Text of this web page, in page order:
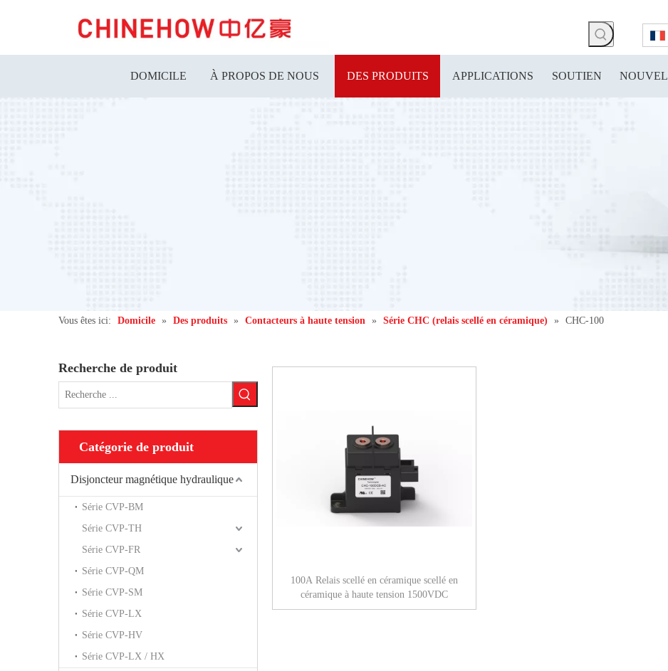
DOMICILE À PROPOS DE NOUS DES PRODUITS APPLICATIONS SOUTIEN
Vous êtes ici: Domicile » Des produits » Contacteurs à haute tension » Série CHC (relais scellé en céramique) » CHC-100
Recherche de produit
Catégorie de produit
Disjoncteur magnétique hydraulique
Série CVP-BM
Série CVP-TH
Série CVP-FR
Série CVP-QM
Série CVP-SM
Série CVP-LX
Série CVP-HV
Série CVP-LX / HX
100A Relais scellé en céramique scellé en
céramique à haute tension 1500VDC